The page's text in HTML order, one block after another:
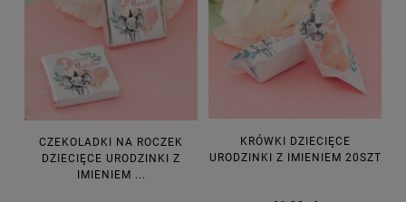
CZEKOLADKI NA ROCZEK
DZIECIĘCE URODZINKI Z
IMIENIEM ...
KRÓWKI DZIECIĘCE
URODZINKI Z IMIENIEM 20SZT